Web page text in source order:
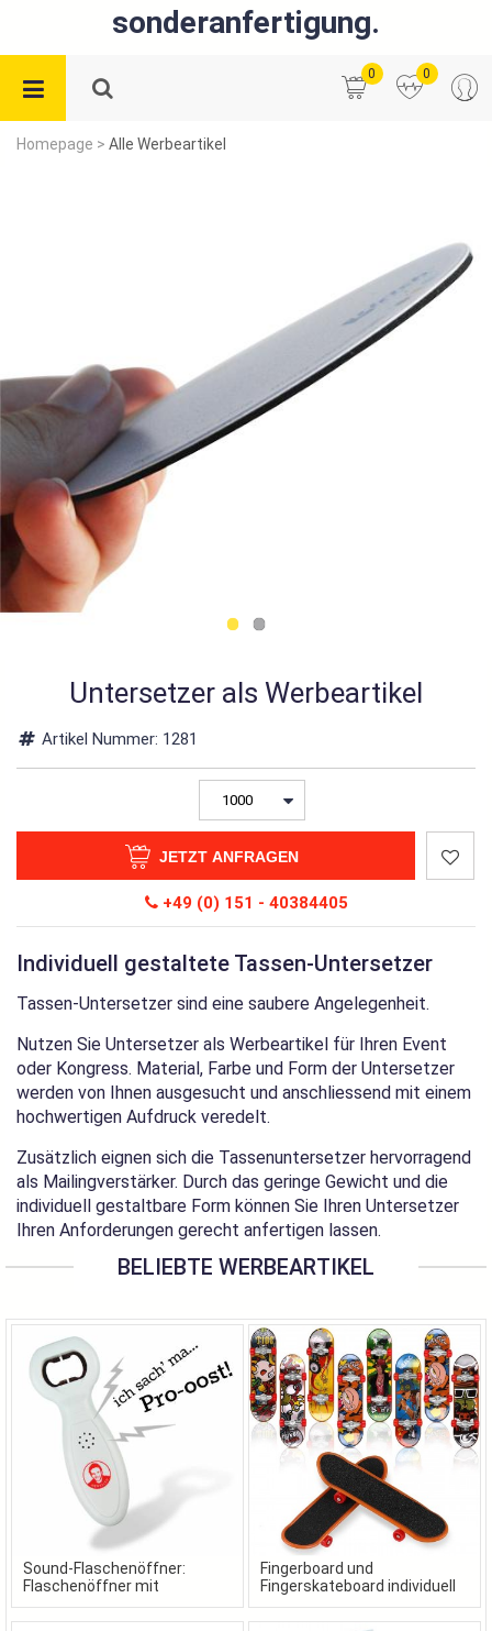
sonderanfertigung.
0 0
Homepage > Alle Werbeartikel
Untersetzer als Werbeartikel
Artikel Nummer: 1281
JETZT ANFRAGEN
+49 (0) 151 - 40384405
Individuell gestaltete Tassen-Untersetzer
Tassen-Untersetzer sind eine saubere Angelegenheit.
Nutzen Sie Untersetzer als Werbeartikel für Ihren Event
oder Kongress. Material, Farbe und Form der Untersetzer
werden von Ihnen ausgesucht und anschliessend mit einem
hochwertigen Aufdruck veredelt.
Zusätzlich eignen sich die Tassenuntersetzer hervorragend
als Mailingverstärker. Durch das geringe Gewicht und die
individuell gestaltbare Form können Sie Ihren Untersetzer
Ihren Anforderungen gerecht anfertigen lassen.
BELIEBTE WERBEARTIKEL
Sound-Flaschenöffner:
Flaschenöffner mit
Wunschsound als
Werbeartikel
Fingerboard und
Fingerskateboard individuell
gestaltet in Ihrem Design